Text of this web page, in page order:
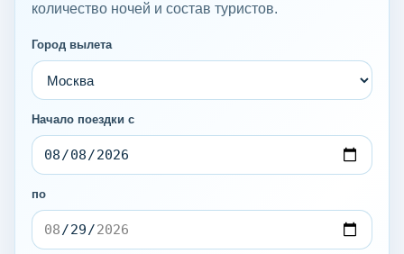
количество ночей и состав туристов.
Город вылета
Начало поездки с
по